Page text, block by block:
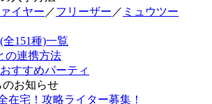
イヤー ／フリーザー ／ ミュウツー
151種)一覧
の連携方法
すすめパーティ
のお知らせ
在宅！攻略ライター募集！